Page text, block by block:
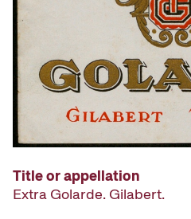
Title or appellation
Extra Golarde. Gilabert.